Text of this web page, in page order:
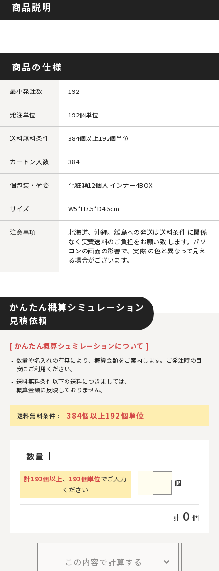
商品説明
商品の仕様
最小発注数 192
発注単位 192個単位
送料無料条件 384個以上192個単位
カートン入数 384
個包装・荷姿 化粧箱12個入 インナー4BOX
サイズ W5*H7.5*D4.5cm
注意事項
北海道、沖縄、離島への発送は送料条件 に関係
なく実費送料のご負担をお願い致 します。パソ
コンの画面の影響で、実際 の色と異なって見え
る場合がございます。
かんたん概算シミュレーション
見積依頼
[ かんたん概算シュミレーションについて ]
数量や名入れの有無により、概算金額をご案内します。ご発注時の目
安にご利用ください。
送料無料条件以下の送料につきましては、
概算金額に反映しておりません。
送料無料条件 : 384個以上192個単位
数量
計192個以上、 192個単位でご入力
ください
個
計 0 個
この内容で計算する